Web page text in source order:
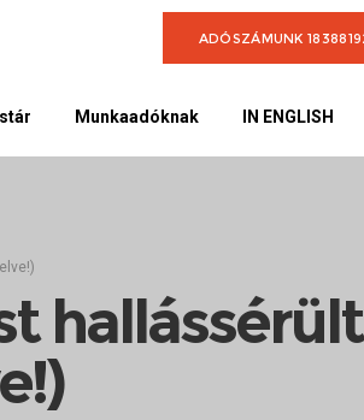
ADÓSZÁMUNK
Munkaadóknak IN ENGLISH